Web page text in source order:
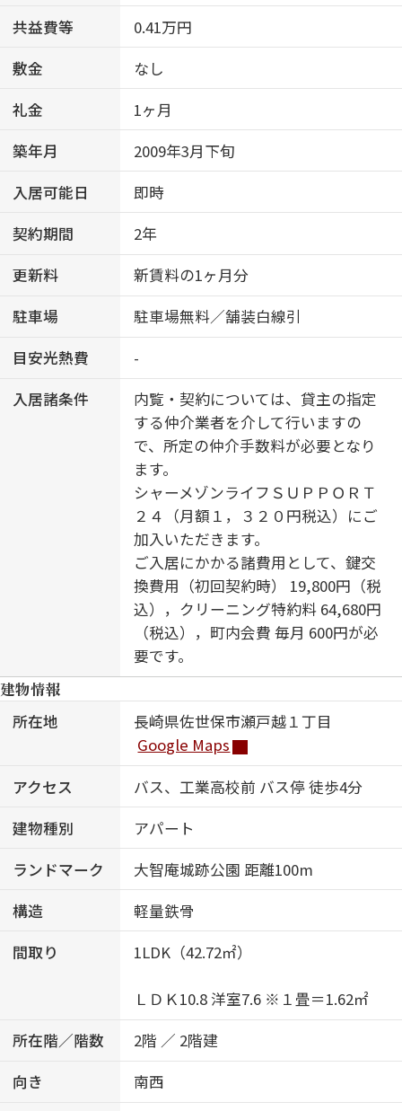
共益費等
0.41万円
敷金
なし
礼金
1ヶ月
築年月
2009年3月下旬
入居可能日
即時
契約期間
2年
更新料
新賃料の1ヶ月分
駐車場
駐車場無料／舗装白線引
目安光熱費
-
入居諸条件
内覧・契約については、貸主の指定
する仲介業者を介して行いますの
で、所定の仲介手数料が必要となり
ます。
シャーメゾンライフＳＵＰＰＯＲＴ
２４（月額１，３２０円税込）にご
加入いただきます。
ご入居にかかる諸費用として、鍵交
換費用（初回契約時） 19,800円（税
込），クリーニング特約料 64,680円
（税込），町内会費 毎月 600円が必
要です。
建物情報
所在地
長崎県佐世保市瀬戸越１丁目
Google Maps
アクセス
バス、工業高校前 バス停 徒歩4分
建物種別
アパート
ランドマーク
大智庵城跡公園 距離100m
構造
軽量鉄骨
間取り
1LDK（42.72㎡）
ＬＤＫ10.8 洋室7.6 ※１畳＝1.62㎡
所在階／階数
2階 ／ 2階建
向き
南西